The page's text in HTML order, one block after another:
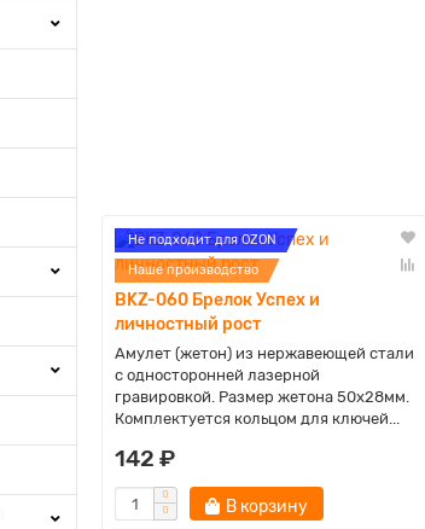
Не подходит для OZON
Наше производство
BKZ-060 Брелок Успех и
личностный рост
Амулет (жетон) из нержавеющей стали
с односторонней лазерной
гравировкой. Размер жетона 50х28мм.
Комплектуется кольцом для ключей...
142 ₽
В корзину